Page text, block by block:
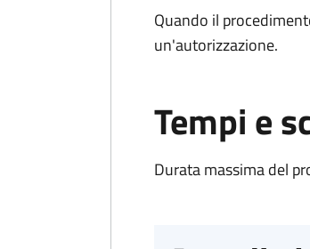
Quando il
un'autorizzazione.
Tempi e
Durata massima del